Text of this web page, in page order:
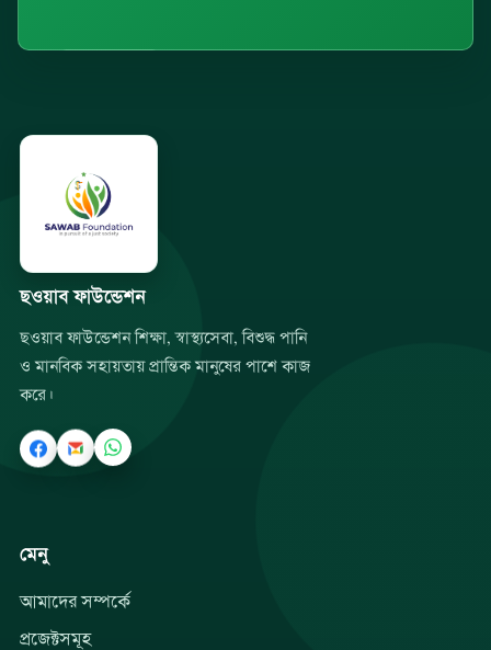
ছওয়াব ফাউন্ডেশন
ছওয়াব ফাউন্ডেশন শিক্ষা, স্বাস্থ্যসেবা, বিশুদ্ধ পানি
ও মানবিক সহায়তায় প্রান্তিক মানুষের পাশে কাজ
করে।
মেনু
আমাদের সম্পর্কে
প্রজেক্টসমূহ